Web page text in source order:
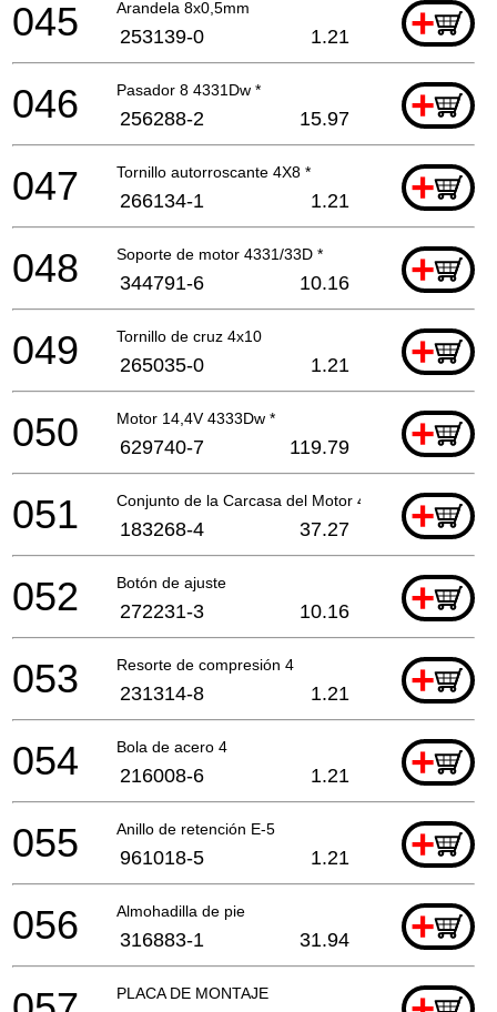
Arandela 8x0,5mm +
045 253139-0 1.21
Pasador 8 4331Dw * +
046 256288-2 15.97
Tornillo autorroscante 4X8 * +
047 266134-1 1.21
Soporte de motor 4331/33D * +
048 344791-6 10.16
Tornillo de cruz 4x10 +
049 265035-0 1.21
Motor 14,4V 4333Dw * +
050 629740-7 119.79
Conjunto de la Carcasa del Motor 4333Dw *+
051 183268-4 37.27
Botón de ajuste +
052 272231-3 10.16
Resorte de compresión 4 +
053 231314-8 1.21
Bola de acero 4 +
054 216008-6 1.21
Anillo de retención E-5 +
055 961018-5 1.21
Almohadilla de pie +
056 316883-1 31.94
PLACA DE MONTAJE